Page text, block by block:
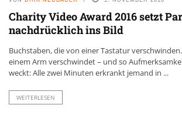
Charity Video Award 2016 setzt
nachdrücklich ins Bild
Buchstaben, die von einer Tastatur
einem Arm verschwindet – und so
weckt: Alle zwei Minuten erkrankt jemand in ...
WEITERLESEN